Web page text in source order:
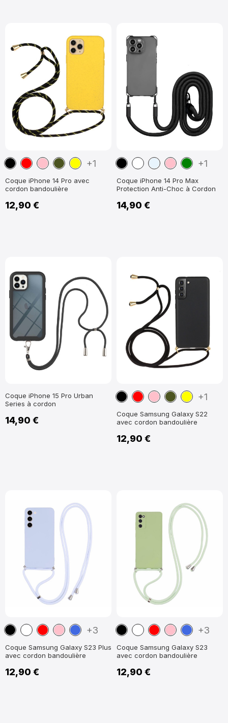
NoirRouge
RoseVertJaune
+1
Coque iPhone 14 Pro avec
cordon bandoulière
12,90 €
NoirBlancTransparent
RoseVert +1
Coque iPhone 14 Pro Max
Protection Anti-Choc à Cordon
14,90 €
Coque iPhone 15 Pro Urban
Series à cordon
14,90 €
NoirRouge
RoseVertJaune
+1
Coque Samsung Galaxy S22
avec cordon bandoulière
12,90 €
NoirBlancRouge
RoseBleu+3
Coque Samsung Galaxy S23 Plus
avec cordon bandoulière
12,90 €
NoirBlancRouge
RoseBleu+3
Coque Samsung Galaxy S23
avec cordon bandoulière
12,90 €